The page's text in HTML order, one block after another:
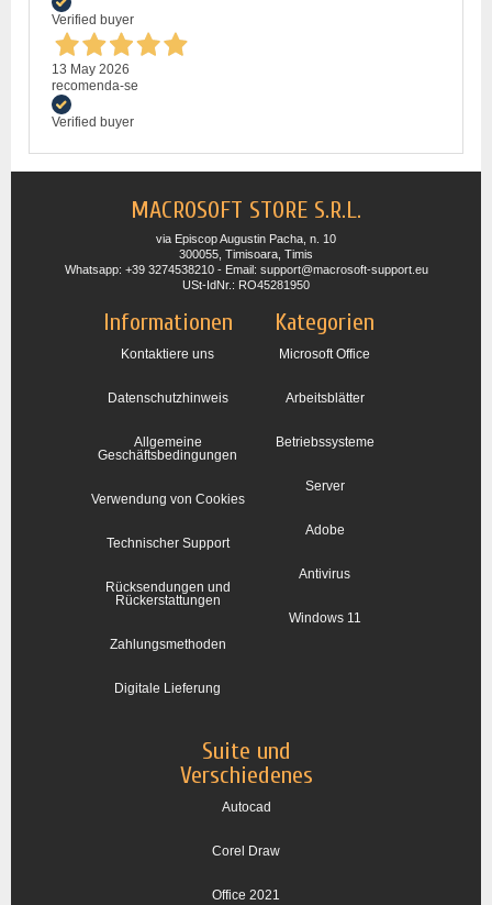
Verified buyer
13 May 2026
recomenda-se
Verified buyer
MACROSOFT STORE S.R.L.
via Episcop Augustin Pacha, n. 10
300055, Timisoara, Timis
Whatsapp: +39 3274538210 - Email: support@macrosoft-support.eu
USt-IdNr.: RO45281950
Informationen
Kontaktiere uns
Datenschutzhinweis
Allgemeine
Geschäftsbedingungen
Verwendung von Cookies
Technischer Support
Rücksendungen und
Rückerstattungen
Zahlungsmethoden
Digitale Lieferung
Kategorien
Microsoft Office
Arbeitsblätter
Betriebssysteme
Server
Adobe
Antivirus
Windows 11
Suite und
Verschiedenes
Autocad
Corel Draw
Office 2021